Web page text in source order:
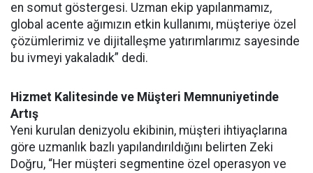
en somut göstergesi. Uzman ekip yapılanmamız,
global acente ağımızın etkin kullanımı, müşteriye özel
çözümlerimiz ve dijitalleşme yatırımlarımız sayesinde
bu ivmeyi yakaladık” dedi.
Hizmet Kalitesinde ve Müşteri Memnuniyetinde
Artış
Yeni kurulan denizyolu ekibinin, müşteri ihtiyaçlarına
göre uzmanlık bazlı yapılandırıldığını belirten Zeki
Doğru, “Her müşteri segmentine özel operasyon ve